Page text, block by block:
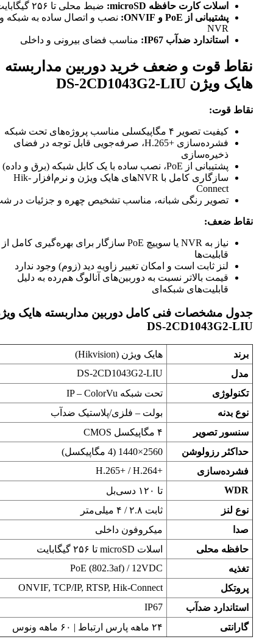
اسلات کارت حافظه microSD:
ضبط محلی تا ۲۵۶ گیگابایت
پشتیبانی از PoE و ONVIF:
نصب و اتصال ساده به شبکه و
NVR
استاندارد ضدآب IP67:
مناسب فضای بیرونی و داخلی
نقاط قوت و ضعف خرید دوربین مداربسته
هایک ویژن DS-2CD1043G2-LIU
نقاط قوت:
کیفیت تصویر ۴ مگاپیکسلی مناسب پروژه‌های تحت شبکه
فشرده‌سازی H.265+‎، صرفه‌جویی قابل توجه در فضای
ذخیره‌سازی
پشتیبانی از PoE، نصب ساده با یک کابل شبکه (برق و داده)
سازگاری کامل با NVRهای هایک ویژن و نرم‌افزار Hik-
Connect
تصویر رنگی شبانه، مناسب تشخیص چهره و جزئیات در
نقاط ضعف:
نیاز به NVR یا سوییچ PoE سازگار برای بهره‌گیری کامل از
قابلیت‌ها
لنز ثابت است و امکان تغییر زاویه دید (زوم) وجود ندارد
قیمت بالاتر نسبت به دوربین‌های آنالوگ هم‌رده به دلیل
قابلیت‌های شبکه‌ای
جدول مشخصات فنی کامل دوربین مداربسته هایک
DS-2CD1043G2-LIU
برند
هایک ویژن (Hikvision)
مدل
DS-2CD1043G2-LIU
تکنولوژی
تحت شبکه IP – ColorVu
نوع بدنه
بولت – فلزی/پلاستیک ضدآب
سنسور تصویر
۴ مگاپیکسل CMOS
حداکثر رزولوشن
2560×1440 (4 مگاپیکسل)
فشرده‌سازی
H.265+‎ / H.264+‎
WDR
تا ۱۲۰ دسی‌بل
نوع لنز
ثابت ۲.۸ / ۴ میلی‌متر
صدا
میکروفون داخلی
حافظه محلی
اسلات microSD تا ۲۵۶ گیگابایت
تغذیه
PoE (802.3af) / 12VDC
پروتکل
ONVIF, TCP/IP, RTSP, Hik-Connect
استاندارد ضدآب
IP67
گارانتی
۲۴ ماهه پارس ارتباط | ۶۰ ماهه ونوس